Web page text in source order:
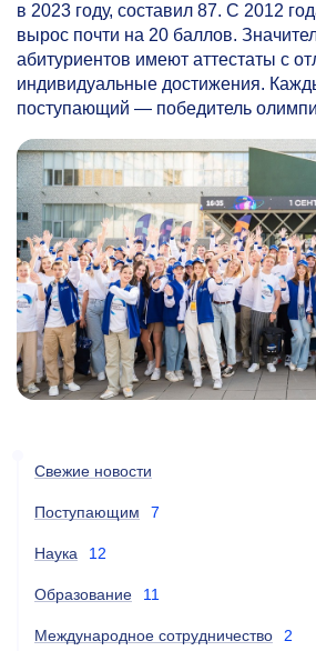
в 2023 году, составил 87. С 2012
вырос почти на 20 баллов.
абитуриентов имеют аттестаты с
индивидуальные достижения.
поступающий — победитель
Свежие новости
Поступающим 7
Наука 12
Образование 11
Международное сотрудничество 2